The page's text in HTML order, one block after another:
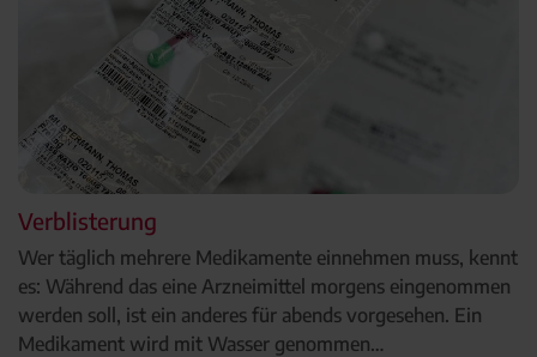
Verblisterung
Wer täglich mehrere Medikamente einnehmen muss, kennt
es: Während das eine Arzneimittel morgens eingenommen
werden soll, ist ein anderes für abends vorgesehen. Ein
Medikament wird mit Wasser genommen…